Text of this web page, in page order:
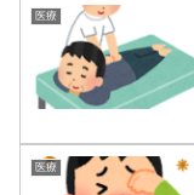
医療
医療